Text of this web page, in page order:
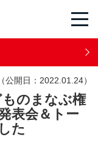
（公開日：2022.01.24）
ものまなぶ権
表会＆トー
た